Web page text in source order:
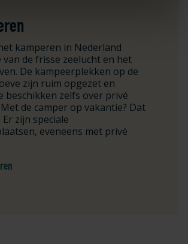
kamperen in Nederland
van de frisse zeelucht en het
De kampeerplekken op de
zijn ruim opgezet en
beschikken zelfs over privé
de camper op vakantie? Dat
zijn speciale
eveneens met privé